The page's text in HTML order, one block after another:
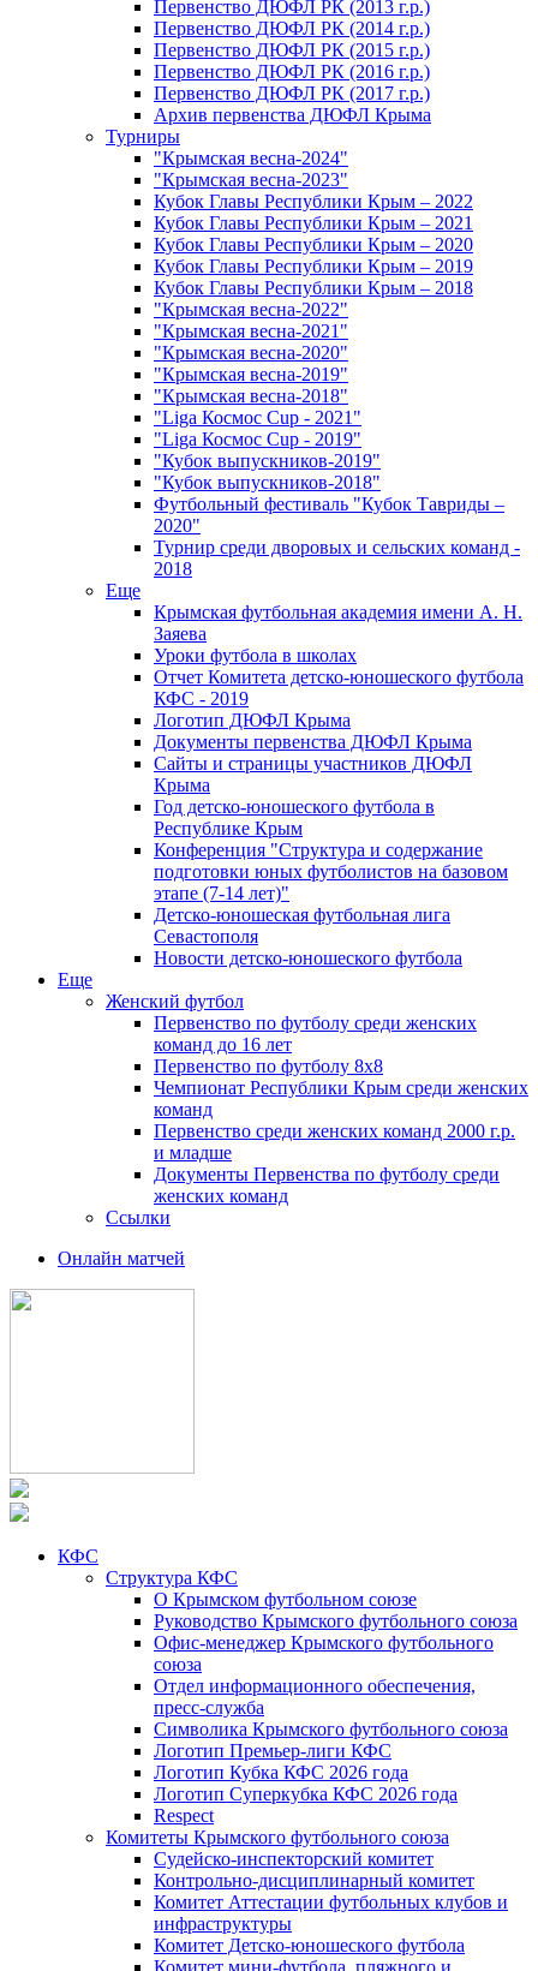
Первенство ДЮФЛ РК (2013 г.р.)
Первенство ДЮФЛ РК (2014 г.р.)
Первенство ДЮФЛ РК (2015 г.р.)
Первенство ДЮФЛ РК (2016 г.р.)
Первенство ДЮФЛ РК (2017 г.р.)
Архив первенства ДЮФЛ Крыма
Турниры
"Крымская весна-2024"
"Крымская весна-2023"
Кубок Главы Республики Крым – 2022
Кубок Главы Республики Крым – 2021
Кубок Главы Республики Крым – 2020
Кубок Главы Республики Крым – 2019
Кубок Главы Республики Крым – 2018
"Крымская весна-2022"
"Крымская весна-2021"
"Крымская весна-2020"
"Крымская весна-2019"
"Крымская весна-2018"
"Liga Космос Cup - 2021"
"Liga Космос Cup - 2019"
"Кубок выпускников-2019"
"Кубок выпускников-2018"
Футбольный фестиваль "Кубок Тавриды –
2020"
Турнир среди дворовых и сельских команд -
2018
Еще
Крымская футбольная академия имени А. Н.
Заяева
Уроки футбола в школах
Отчет Комитета детско-юношеского футбола
КФС - 2019
Логотип ДЮФЛ Крыма
Документы первенства ДЮФЛ Крыма
Сайты и страницы участников ДЮФЛ
Крыма
Год детско-юношеского футбола в
Республике Крым
Конференция "Структура и содержание
подготовки юных футболистов на базовом
этапе (7-14 лет)"
Детско-юношеская футбольная лига
Севастополя
Новости детско-юношеского футбола
Еще
Женский футбол
Первенство по футболу среди женских
команд до 16 лет
Первенство по футболу 8х8
Чемпионат Республики Крым среди женских
команд
Первенство среди женских команд 2000 г.р.
и младше
Документы Первенства по футболу среди
женских команд
Ссылки
Онлайн матчей
КФС
Структура КФС
О Крымском футбольном союзе
Руководство Крымского футбольного союза
Офис-менеджер Крымского футбольного
союза
Отдел информационного обеспечения,
пресс-служба
Символика Крымского футбольного союза
Логотип Премьер-лиги КФС
Логотип Кубка КФС 2026 года
Логотип Суперкубка КФС 2026 года
Respect
Комитеты Крымского футбольного союза
Судейско-инспекторский комитет
Контрольно-дисциплинарный комитет
Комитет Аттестации футбольных клубов и
инфраструктуры
Комитет Детско-юношеского футбола
Комитет мини-футбола, пляжного и